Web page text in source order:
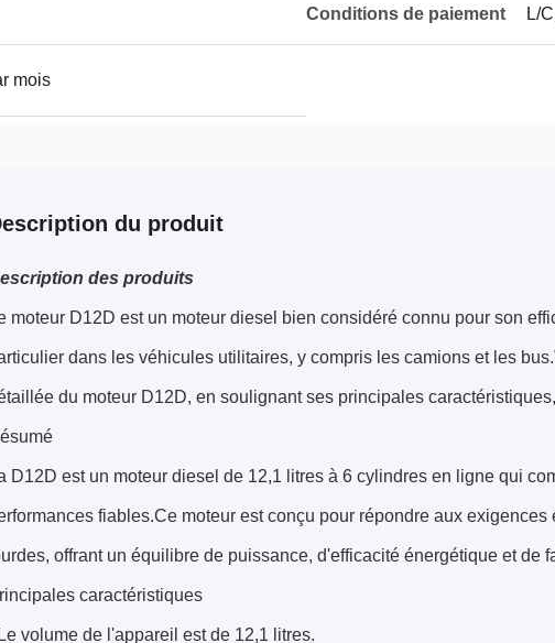
Conditions de paiement L/
mois
du produit
des produits
moteur D12D est un moteur diesel bien considéré connu pour son
dans les véhicules utilitaires, y compris les camions et les
du moteur D12D, en soulignant ses principales
D12D est un moteur diesel de 12,1 litres à 6 cylindres en ligne qui
fiables.Ce moteur est conçu pour répondre aux
offrant un équilibre de puissance, d'efficacité énergétique et de
caractéristiques
volume de l'appareil est de 12,1 litres.